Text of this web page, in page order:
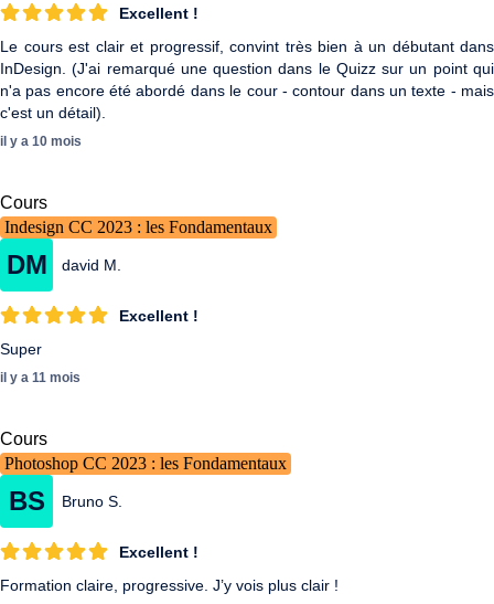
Excellent !
Le cours est clair et progressif, convint très bien à un débutant dans
InDesign. (J'ai remarqué une question dans le Quizz sur un point qui
n'a pas encore été abordé dans le cour - contour dans un texte - mais
c'est un détail).
il y a 10 mois
Cours
Indesign CC 2023 : les Fondamentaux
DM david M.
Excellent !
Super
il y a 11 mois
Cours
Photoshop CC 2023 : les Fondamentaux
BS Bruno S.
Excellent !
Formation claire, progressive. J’y vois plus clair !